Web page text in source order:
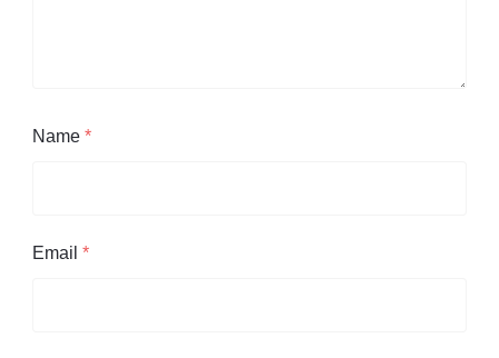
Name *
Email *